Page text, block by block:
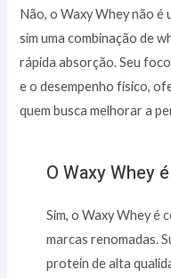
Não, o Waxy Whey não é
sim uma combinação de
rápida absorção. Seu
e o desempenho físico,
quem busca melhorar a
O Waxy Whey
Sim, o Waxy Whey é
marcas renomadas.
protein de alta